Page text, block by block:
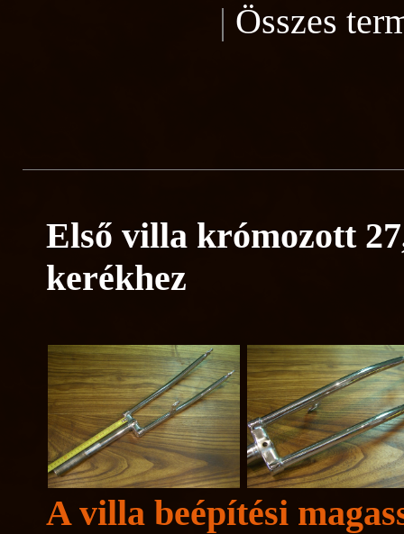
| Összes
Első villa krómozott
kerékhez
A villa beépítési